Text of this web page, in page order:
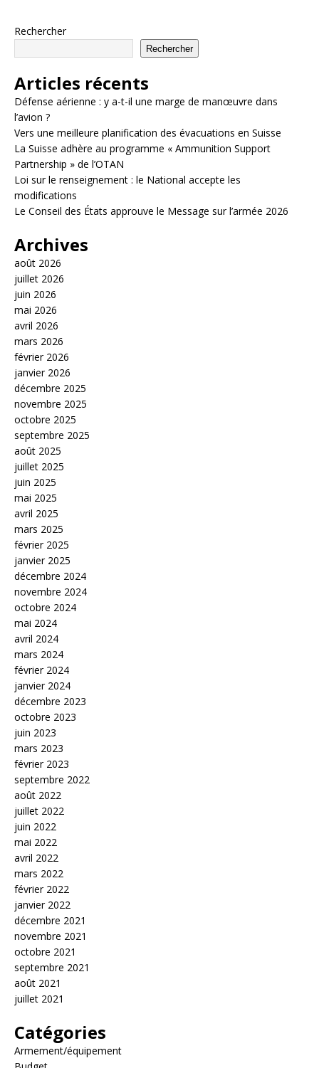
Rechercher
Rechercher
Articles récents
Défense aérienne : y a-t-il une marge de manœuvre dans
l’avion ?
Vers une meilleure planification des évacuations en Suisse
La Suisse adhère au programme « Ammunition Support
Partnership » de l’OTAN
Loi sur le renseignement : le National accepte les
modifications
Le Conseil des États approuve le Message sur l’armée 2026
Archives
août 2026
juillet 2026
juin 2026
mai 2026
avril 2026
mars 2026
février 2026
janvier 2026
décembre 2025
novembre 2025
octobre 2025
septembre 2025
août 2025
juillet 2025
juin 2025
mai 2025
avril 2025
mars 2025
février 2025
janvier 2025
décembre 2024
novembre 2024
octobre 2024
mai 2024
avril 2024
mars 2024
février 2024
janvier 2024
décembre 2023
octobre 2023
juin 2023
mars 2023
février 2023
septembre 2022
août 2022
juillet 2022
juin 2022
mai 2022
avril 2022
mars 2022
février 2022
janvier 2022
décembre 2021
novembre 2021
octobre 2021
septembre 2021
août 2021
juillet 2021
Catégories
Armement/équipement